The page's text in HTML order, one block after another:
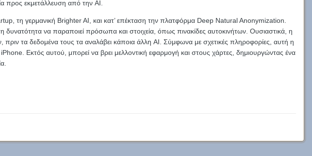
προς εκμετάλλευση από την AI.
τη γερμανική Brighter AI, και κατ’ επέκταση την πλατφόρμα Deep Natural Anonymization.
να παραποιεί πρόσωπα και στοιχεία, όπως πινακίδες αυτοκινήτων. Ουσιαστικά, η
πριν τα δεδομένα τους τα αναλάβει κάποια άλλη AI. Σύμφωνα με σχετικές πληροφορίες, αυτή η
Εκτός αυτού, μπορεί να βρει μελλοντική εφαρμογή και στους χάρτες, δημιουργώντας ένα